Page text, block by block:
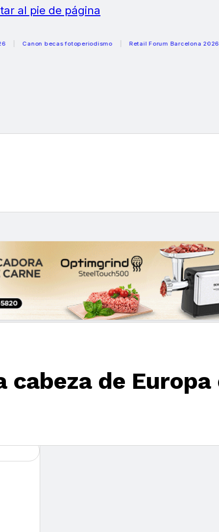
al pie de página
Canon becas fotoperiodismo Retail Forum Barcelona 2026
cabeza de